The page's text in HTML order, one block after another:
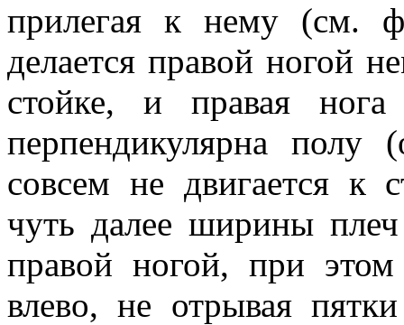
прилегая к нему (см.
делается правой ногой
стойке, и правая
перпендикулярна полу
совсем не двигается к
чуть далее ширины
правой ногой, при
влево, не отрывая